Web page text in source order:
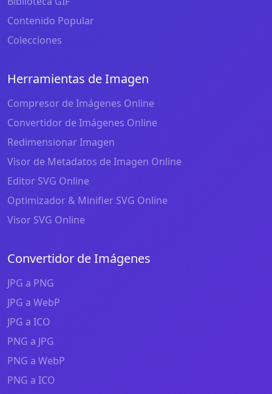
Contenido Popular
Colecciones
Herramientas de Imagen
Compresor de Imágenes Online
Convertidor de Imágenes Online
Redimensionar Imagen
Visor de Metadatos de Imagen Online
Editor SVG Online
Optimizador & Minifier SVG Online
Visor SVG Online
Convertidor de Imágenes
JPG a PNG
JPG a WebP
JPG a ICO
PNG a JPG
PNG a WebP
PNG a ICO